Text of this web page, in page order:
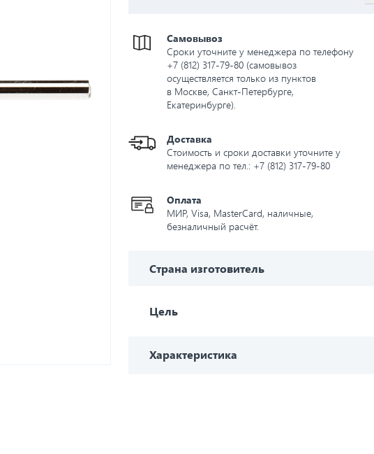
Самовывоз
Сроки уточните у менеджера по телефону
+7 (812) 317-79-80 (самовывоз
осуществляется только из пунктов
в Москве, Санкт-Петербурге,
Екатеринбурге).
Доставка
Стоимость и сроки доставки уточните у
менеджера по тел.: +7 (812) 317-79-80
Оплата
МИР, Visa, MasterCard, наличные,
безналичный расчёт.
Страна изготовитель
Цель
Характеристика